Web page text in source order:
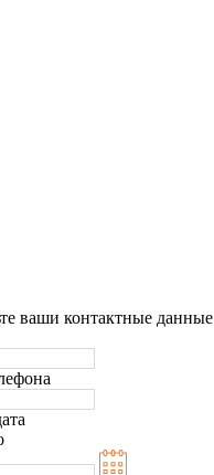
ваши контактные данные